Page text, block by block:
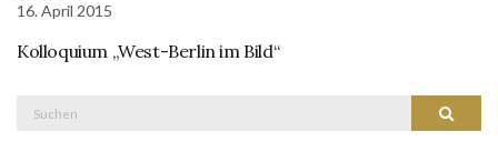
16. April 2015
Kolloquium „West-Berlin im Bild“
Suchen